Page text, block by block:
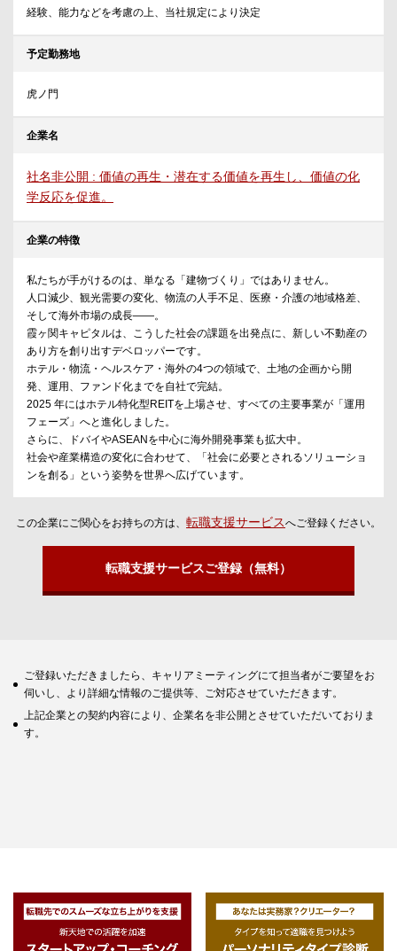
経験、能力などを考慮の上、当社規定により決定
予定勤務地
虎ノ門
企業名
社名非公開 : 価値の再生・潜在する価値を再生し、価値の化
学反応を促進。
企業の特徴
私たちが手がけるのは、単なる「建物づくり」ではありません。
人口減少、観光需要の変化、物流の人手不足、医療・介護の地域格差、
そして海外市場の成長——。
霞ヶ関キャピタルは、こうした社会の課題を出発点に、新しい不動産の
あり方を創り出すデベロッパーです。
ホテル・物流・ヘルスケア・海外の4つの領域で、土地の企画から開
発、運用、ファンド化までを自社で完結。
2025 年にはホテル特化型REITを上場させ、すべての主要事業が「運用
フェーズ」へと進化しました。
さらに、ドバイやASEANを中心に海外開発事業も拡大中。
社会や産業構造の変化に合わせて、「社会に必要とされるソリューショ
ンを創る」という姿勢を世界へ広げています。
この企業にご関心をお持ちの方は、 転職支援サービスへご登録ください。
転職支援サービスご登録（無料）
ご登録いただきましたら、キャリアミーティングにて担当者がご要望をお
伺いし、より詳細な情報のご提供等、ご対応させていただきます。
上記企業との契約内容により、企業名を非公開とさせていただいておりま
す。